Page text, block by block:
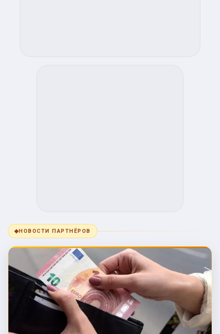
◆НОВОСТИ ПАРТНЁРОВ